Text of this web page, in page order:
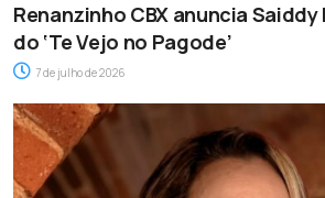
Renanzinho CBX anuncia
do ‘Te Vejo no Pagode’
7 de julho de 2026